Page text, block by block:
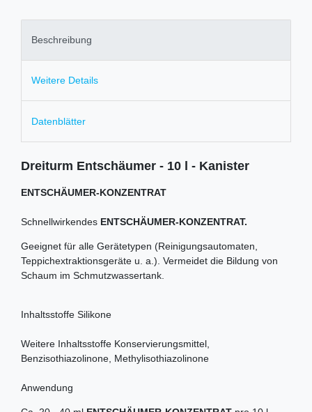
Beschreibung
Weitere Details
Datenblätter
Dreiturm Entschäumer - 10 l - Kanister
ENTSCHÄUMER-KONZENTRAT
Schnellwirkendes ENTSCHÄUMER-KONZENTRAT.
Geeignet für alle Gerätetypen (Reinigungsautomaten,
Teppichextraktionsgeräte u. a.). Vermeidet die Bildung von
Schaum im Schmutzwassertank.
Inhaltsstoffe Silikone
Weitere Inhaltsstoffe Konservierungsmittel,
Benzisothiazolinone, Methylisothiazolinone
Anwendung